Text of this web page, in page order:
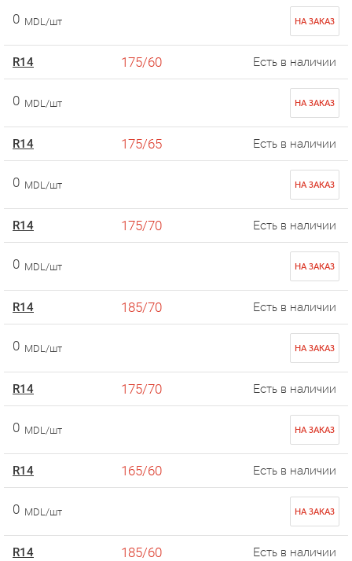
0 MDL/шт НА ЗАКАЗ
R14 175/60 Есть в наличии
0 MDL/шт НА ЗАКАЗ
R14 175/65 Есть в наличии
0 MDL/шт НА ЗАКАЗ
R14 175/70 Есть в наличии
0 MDL/шт НА ЗАКАЗ
R14 185/70 Есть в наличии
0 MDL/шт НА ЗАКАЗ
R14 175/70 Есть в наличии
0 MDL/шт НА ЗАКАЗ
R14 165/60 Есть в наличии
0 MDL/шт НА ЗАКАЗ
R14 185/60 Есть в наличии